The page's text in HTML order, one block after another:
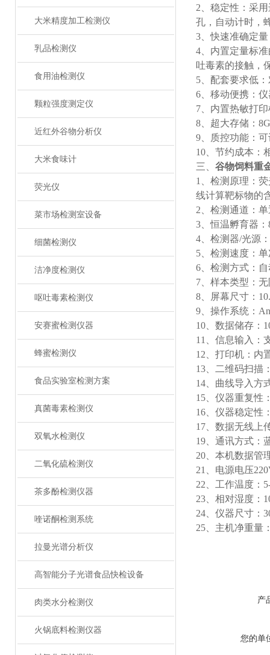
大米精度加工检测仪
乳品检测仪
食用油检测仪
颗粒强度测定仪
近红外谷物分析仪
大米食味计
荧光仪
菜市场检测室设备
细菌检测仪
洁净度检测仪
呕吐毒素检测仪
安赛蜜检测仪器
蜂蜜检测仪
食品实验室检测方案
真菌毒素检测仪
双氧水检测仪
二氧化硫检测仪
茶多酚检测仪器
喹诺酮检测系统
拉曼光谱分析仪
高智能分子光谱食品快检设备
肉类水分检测仪
火锅底料检测仪器
2、稳定性：采
孔，自动计时，
3、快速准确定
4、内置定量标
吐毒素的接触，
5、配套要求低
6、移动便携：
7、内置热敏打
8、超大存储：
9、质控功能：
10、节约成本：
三、 谷物饲料重
1、检测原理：
线计算靶标物的
2、检测通道：
3、恒温孵育器
4、检测器/光源
5、检测速度：
6、检测方式：
7、样本类型：
8、屏幕尺寸：
9、操作系统：
10、数据储存：
11、信息输入：
12、打印机：内
13、二维码扫描
14、曲线导入方
15、仪器重复性
16、仪器稳定性
17、数据无线上
19、通讯方式：
20、本机数据管
21、电源电压
22、工作温度：
23、相对湿度：
24、仪器尺寸：
25、主机净重量
产
您的单